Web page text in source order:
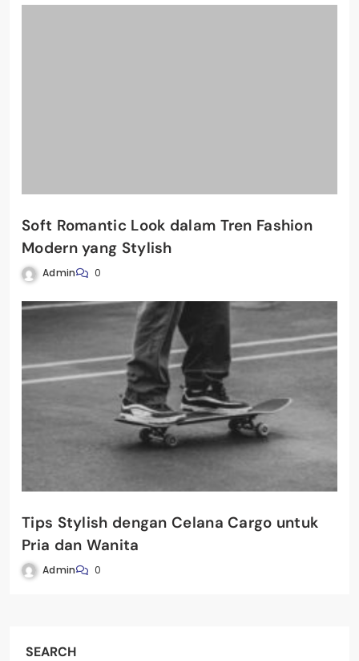
Soft Romantic Look dalam Tren Fashion
Modern yang Stylish
Admin 0
Tips Stylish dengan Celana Cargo untuk
Pria dan Wanita
Admin 0
SEARCH